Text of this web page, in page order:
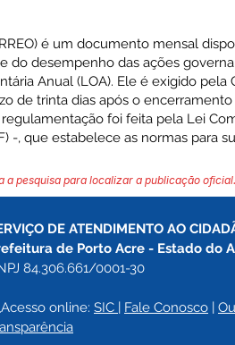
é um documento mensal
do desempenho das ações
Anual (LOA). Ele é exigido
de trinta dias após o
foi feita pela Lei
-, que estabelece as normas para
a pesquisa para localizar a publicação oficial.
DE ATENDIMENTO AO
de Porto Acre - Estado do
84.306.661/0001-30
online: SIC | Fale Conosco |